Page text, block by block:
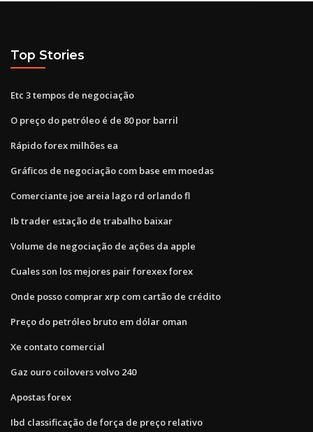
Top Stories
Etc 3 tempos de negociação
O preço do petróleo é de 80 por barril
Rápido forex milhões ea
Gráficos de negociação com base em moedas
Comerciante joe areia lago rd orlando fl
Ib trader estação de trabalho baixar
Volume de negociação de ações da apple
Cuales son los mejores pair forexex forex
Onde posso comprar xrp com cartão de crédito
Preço do petróleo bruto em dólar oman
Xe contato comercial
Gaz ouro coilovers volvo 240
Apostas forex
Ibd classificação de força de preço relativo